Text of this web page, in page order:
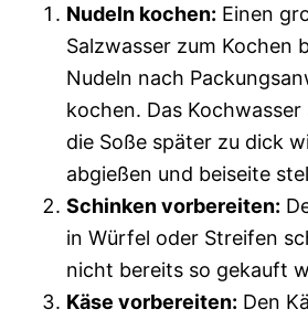
Nudeln kochen: Einen
Salzwasser zum Kochen
Nudeln nach
kochen. Das
die Soße später zu dick
abgießen und beiseite
Schinken vorbereiten:
in Würfel oder Streifen
nicht bereits so gekauft
Käse vorbereiten: Den